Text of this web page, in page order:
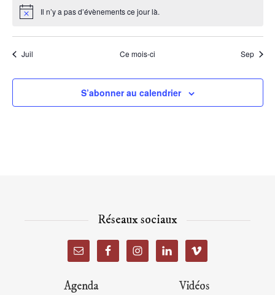
Notice Il n’y a pas d’évènements ce jour là.
Juil Ce mois-ci Sep
S’abonner au calendrier
Réseaux sociaux
Agenda
Vidéos